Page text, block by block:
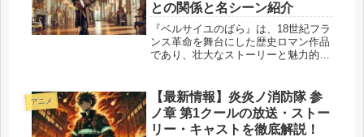
との関係と名シーン紹介
『ベルサイユのばら』は、18世紀フラ
ンス革命を舞台にした歴史ロマン作品
であり、壮大なストーリーと魅力的な
ます。その中でも、アラン・ド・ソワ
ソンは、オスカルを支えた忠実な部
下...
アニメ
【最新情報】炎炎ノ消防隊 参
ノ章 第1クールの放送・ストー
リー・キャストを徹底解説！